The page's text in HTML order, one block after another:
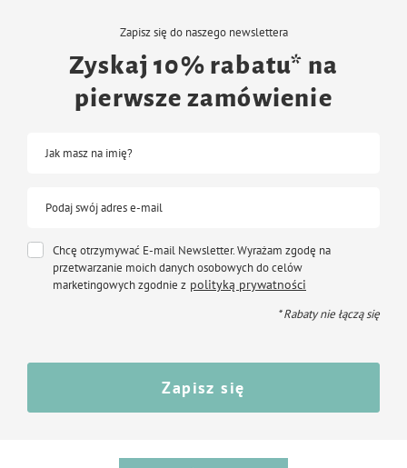
Zapisz się do naszego newslettera
Zyskaj 10% rabatu* na
pierwsze zamówienie
Jak masz na imię?
Podaj swój adres e-mail
Chcę otrzymywać E-mail Newsletter. Wyrażam zgodę na
przetwarzanie moich danych osobowych do celów
marketingowych zgodnie z polityką prywatności
* Rabaty nie łączą się
Zapisz się